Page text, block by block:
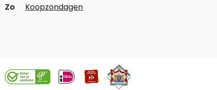
Zo
Koopzondagen